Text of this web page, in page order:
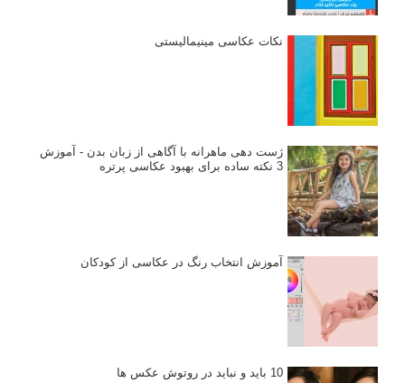
نکات عکاسی مینیمالیستی
ژست دهی ماهرانه با آگاهی از زبان بدن - آموزش
3 نکته ساده برای بهبود عکاسی پرتره
آموزش انتخاب رنگ در عکاسی از کودکان
10 باید و نباید در روتوش عکس ها